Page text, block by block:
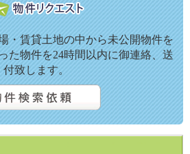
・賃貸土地の中から未公開物件を
た物件を24時間以内に御連絡、送
付致します。